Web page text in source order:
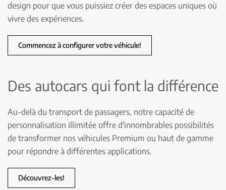
design pour que vous puissiez créer des espaces uniques où
vivre des expériences.
Commencez à configurer votre véhicule!
Des autocars qui font la différence
Au-delà du transport de passagers, notre capacité de
personnalisation illimitée offre d'innombrables possibilités
de transformer nos véhicules Premium ou haut de gamme
pour répondre à différentes applications.
Découvrez-les!